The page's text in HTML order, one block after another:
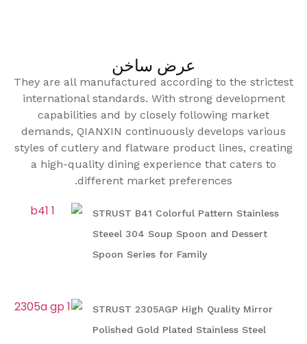
عرض ساخن
They are all manufactured according to the strictest
international standards. With strong development
capabilities and by closely following market
demands, QIANXIN continuously develops various
styles of cutlery and flatware product lines, creating
a high-quality dining experience that caters to
different market preferences.
STRUST B41 Colorful Pattern Stainless
Steeel 304 Soup Spoon and Dessert
Spoon Series for Family
STRUST 2305AGP High Quality Mirror
Polished Gold Plated Stainless Steel